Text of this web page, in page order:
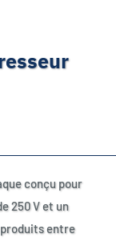
conçu pour
250 V et un
entre